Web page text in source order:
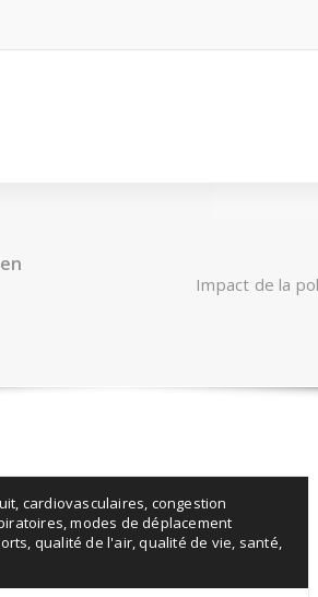
Impact de la
, cardiovasculaires, congestion
,modes de déplacement
, qualité de l'air,qualité de vie, santé,